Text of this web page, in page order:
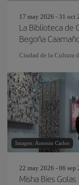
17 may 2026 - 31 oct
La Biblioteca de
Begoña
Ciudad de la Cultura
Imagen: Antonio Carlos
22 may 2026 - 06 sep
Misha Bies Golas